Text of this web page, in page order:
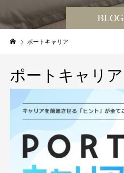
BLOG
ポートキャリア
ポートキャリア